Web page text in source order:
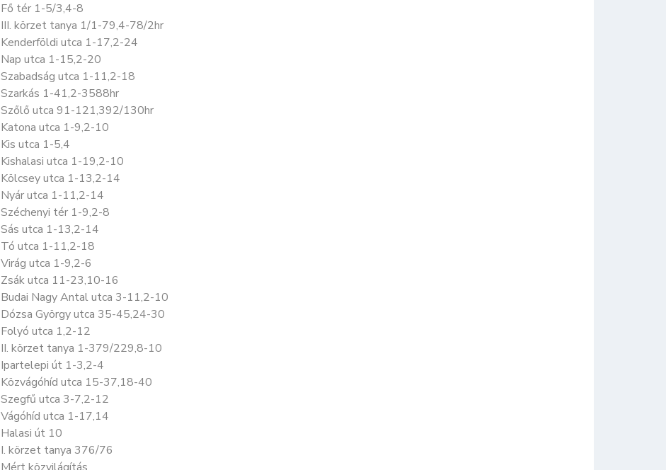
Fő tér 1-5/3,4-8
III. körzet tanya 1/1-79,4-78/2hr
Kenderföldi utca 1-17,2-24
Nap utca 1-15,2-20
Szabadság utca 1-11,2-18
Szarkás 1-41,2-3588hr
Szőlő utca 91-121,392/130hr
Katona utca 1-9,2-10
Kis utca 1-5,4
Kishalasi utca 1-19,2-10
Kölcsey utca 1-13,2-14
Nyár utca 1-11,2-14
Széchenyi tér 1-9,2-8
Sás utca 1-13,2-14
Tó utca 1-11,2-18
Virág utca 1-9,2-6
Zsák utca 11-23,10-16
Budai Nagy Antal utca 3-11,2-10
Dózsa György utca 35-45,24-30
Folyó utca 1,2-12
II. körzet tanya 1-379/229,8-10
Ipartelepi út 1-3,2-4
Közvágóhíd utca 15-37,18-40
Szegfű utca 3-7,2-12
Vágóhíd utca 1-17,14
Halasi út 10
I. körzet tanya 376/76